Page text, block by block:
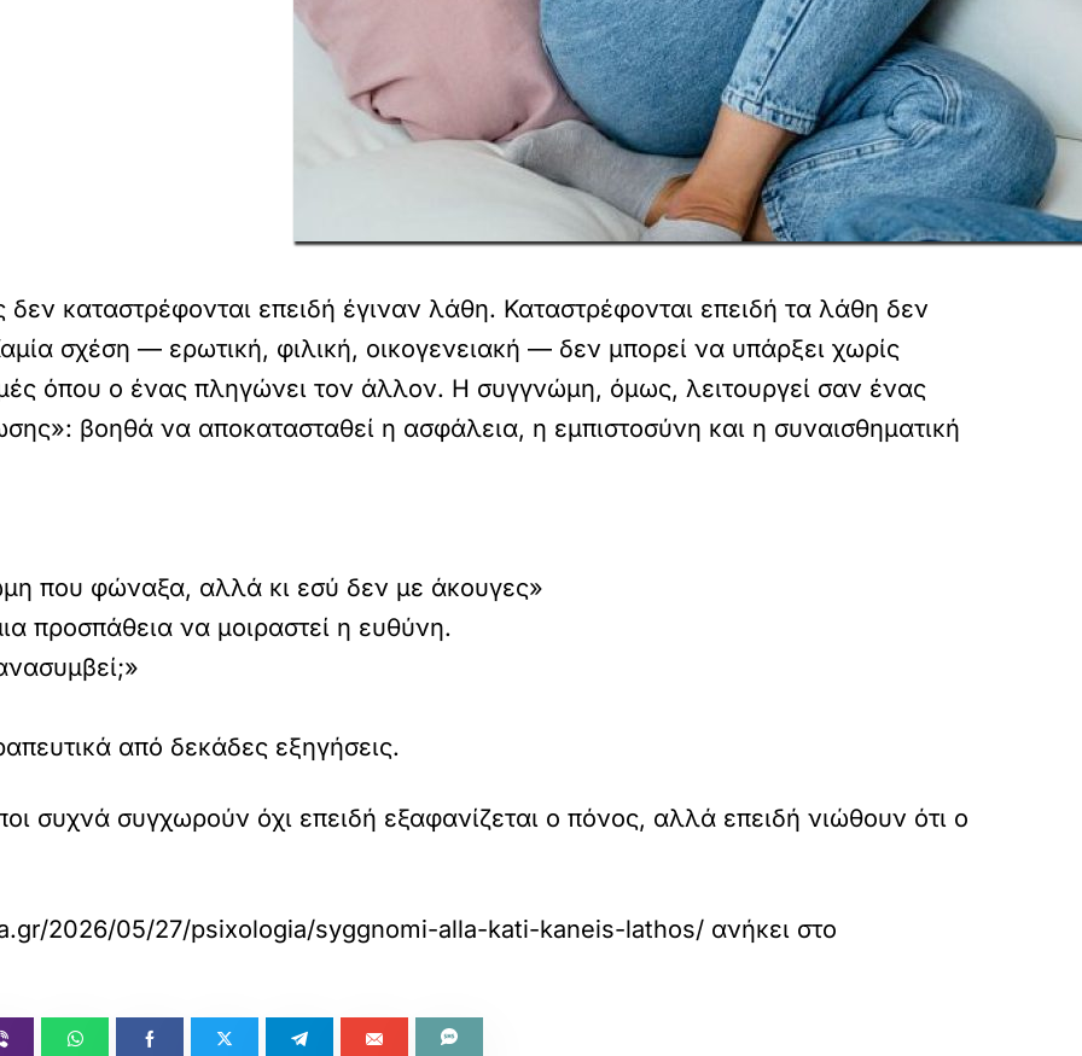
δεν καταστρέφονται επειδή έγιναν λάθη. Καταστρέφονται επειδή τα λάθη δεν
σχέση — ερωτική, φιλική, οικογενειακή — δεν μπορεί να υπάρξει χωρίς
όπου ο ένας πληγώνει τον άλλον. Η συγγνώμη, όμως, λειτουργεί σαν ένας
βοηθά να αποκατασταθεί η ασφάλεια, η εμπιστοσύνη και η συναισθηματική
που φώναξα, αλλά κι εσύ δεν με άκουγες»
προσπάθεια να μοιραστεί η ευθύνη.
από δεκάδες εξηγήσεις.
συχνά συγχωρούν όχι επειδή εξαφανίζεται ο πόνος, αλλά επειδή νιώθουν ότι ο
2026/05/27/psixologia/syggnomi-alla-kati-kaneis-lathos/ ανήκει στο